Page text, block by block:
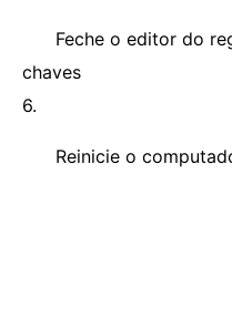
Feche o editor do
chaves
6.
Reinicie o